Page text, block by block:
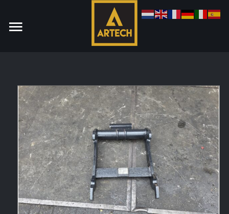
Monteur
Allround CNC Verspaner
Spare parts manager
januari 2023
Vacatures